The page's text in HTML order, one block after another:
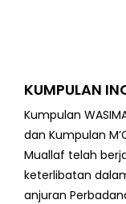
KUMPULAN
Kumpulan
dan Kumpulan
Muallaf telah
keterlibatan
anjuran